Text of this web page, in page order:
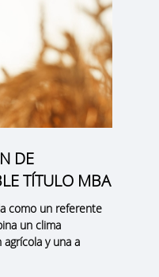
DE
TÍTULO MBA
como un referente
un clima
y una a